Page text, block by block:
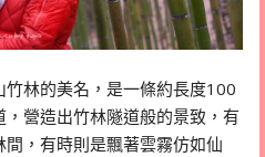
林的美名，是一條約長度100
營造出竹林隧道般的景致，有
，有時則是飄著雲霧仿如仙